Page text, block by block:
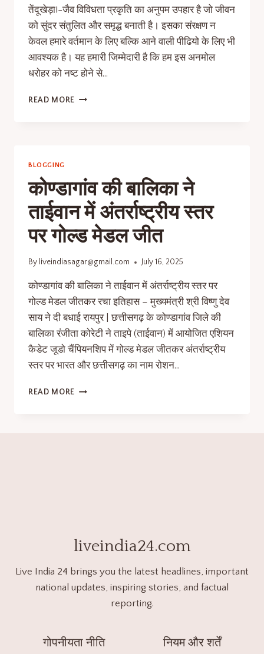
तेंदूखेड़ा!-जैव विविधता प्रकृति का अनुपम उपहार है जो जीवन
को सुंदर संतुलित और समृद्ध बनाती है। इसका संरक्षण न
केवल हमारे वर्तमान के लिए बल्कि आने वाली पीढियो के लिए भी
आवश्यक है। यह हमारी जिम्मेदारी है कि हम इस अनमोल
धरोहर को नष्ट होने से…
READ MORE
BLOGGING
कोण्डागांव की बालिका ने
ताईवान में अंतर्राष्ट्रीय स्तर
पर गोल्ड मेडल जीत
By liveindiasagar@gmail.com July 16, 2025
कोण्डागांव की बालिका ने ताईवान में अंतर्राष्ट्रीय स्तर पर
गोल्ड मेडल जीतकर रचा इतिहास – मुख्यमंत्री श्री विष्णु देव
साय ने दी बधाई रायपुर | छत्तीसगढ़ के कोण्डागांव जिले की
बालिका रंजीता कोरेटी ने ताइपे (ताईवान) में आयोजित एशियन
कैडेट जूडो चैंपियनशिप में गोल्ड मेडल जीतकर अंतर्राष्ट्रीय
स्तर पर भारत और छत्तीसगढ़ का नाम रोशन…
READ MORE
liveindia24.com
Live India 24 brings you the latest headlines, important
national updates, inspiring stories, and factual
reporting.
गोपनीयता नीति नियम और शर्तें